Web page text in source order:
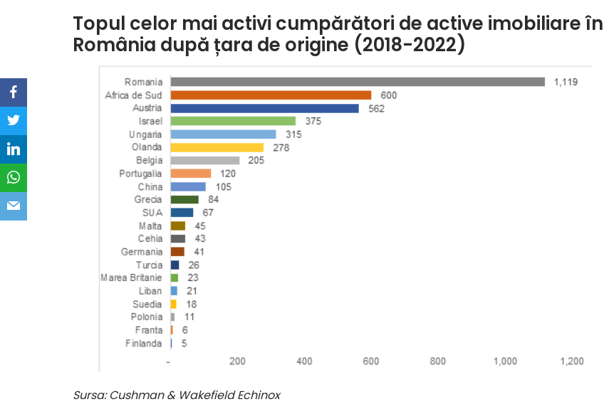
Topul celor mai activi cumpărători de active imobiliare în
România după țara de origine (2018-2022)
Sursa: Cushman & Wakefield Echinox